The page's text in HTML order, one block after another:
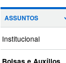
ASSUNTOS
Institucional